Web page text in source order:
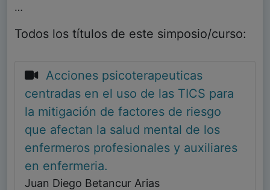
…
Todos los títulos de este simposio/curso:
Acciones psicoterapeuticas
centradas en el uso de las TICS para
la mitigación de factores de riesgo
que afectan la salud mental de los
enfermeros profesionales y auxiliares
en enfermeria.
Juan Diego Betancur Arias